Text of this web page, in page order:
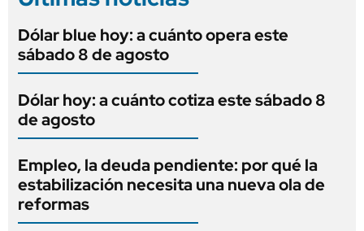
Dólar blue hoy: a cuánto opera este
sábado 8 de agosto
Dólar hoy: a cuánto cotiza este sábado 8
de agosto
Empleo, la deuda pendiente: por qué la
estabilización necesita una nueva ola de
reformas